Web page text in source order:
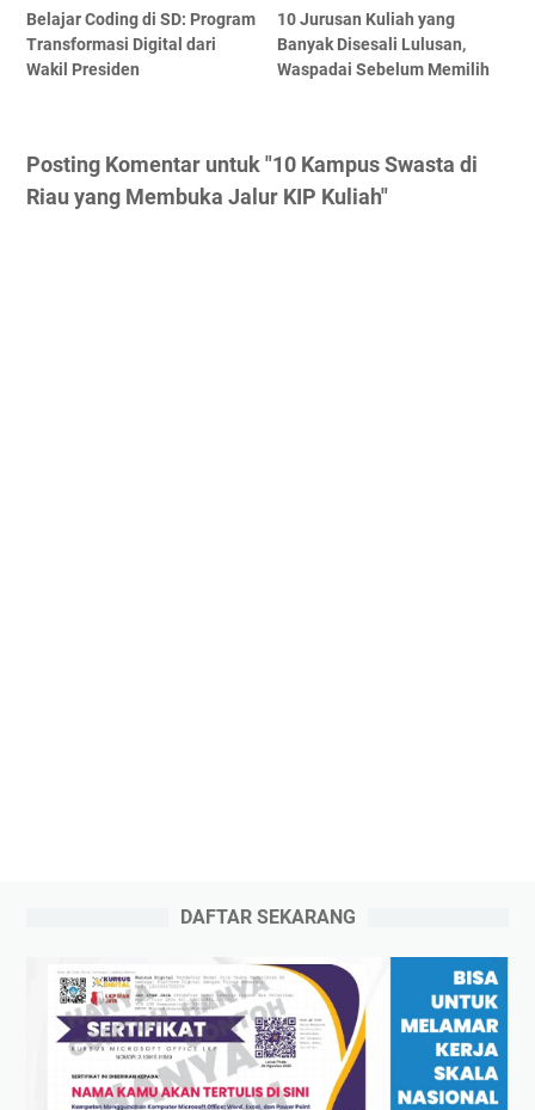
Belajar Coding di SD: Program
Transformasi Digital dari
Wakil Presiden
10 Jurusan Kuliah yang
Banyak Disesali Lulusan,
Waspadai Sebelum Memilih
Posting Komentar untuk "10 Kampus Swasta di
Riau yang Membuka Jalur KIP Kuliah"
DAFTAR SEKARANG